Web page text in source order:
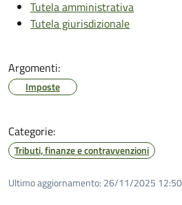
Tutela amministrativa
Tutela giurisdizionale
Argomenti:
Imposte
Categorie:
Tributi, finanze e contravvenzioni
Ultimo aggiornamento: 26/11/2025